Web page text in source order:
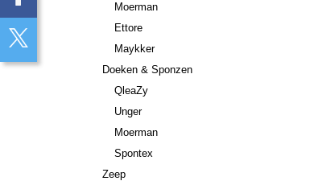
Moerman
Ettore
Maykker
Doeken & Sponzen
QleaZy
Unger
Moerman
Spontex
Zeep